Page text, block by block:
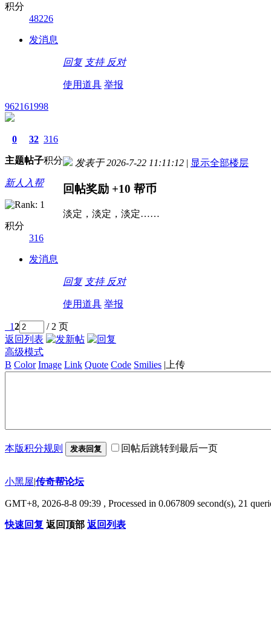
积分
48226
发消息
回复 支持 反对
使用道具 举报
962161998
0
主题
32
帖子
316
积分
新人入帮
积分
316
发消息
发表于 2026-7-22 11:11:12 | 显示全部楼层
回帖奖励 +10 帮币
淡定，淡定，淡定……
回复 支持 反对
使用道具 举报
12
/ 2 页
返回列表
高级模式
B Color Image Link Quote Code Smilies | 上传
本版积分规则 发表回复 回帖后跳转到最后一页
小黑屋|传奇帮论坛
GMT+8, 2026-8-8 09:39 , Processed in 0.067809 second(s), 21
快速回复 返回顶部 返回列表